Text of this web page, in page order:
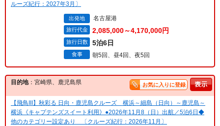
ルーズ紀行：2027年3月〕
出発地 名古屋港
旅行代金 2,085,000～4,170,000円
旅行日数 5泊6日
食事 朝5回、昼4回、夜5回
目的地：宮崎県、鹿児島県 お気に入りに登録
【飛鳥III】秋彩る 日向・鹿児島クルーズ 横浜～細島（日向）～鹿児島～
横浜《キャプテンズスイート利用》●2026年11月8（日）出航／5泊6日◆
他のカテゴリー設定あり 〔クルーズ紀行：2026年11月〕